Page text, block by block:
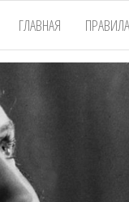
ГЛАВНАЯ